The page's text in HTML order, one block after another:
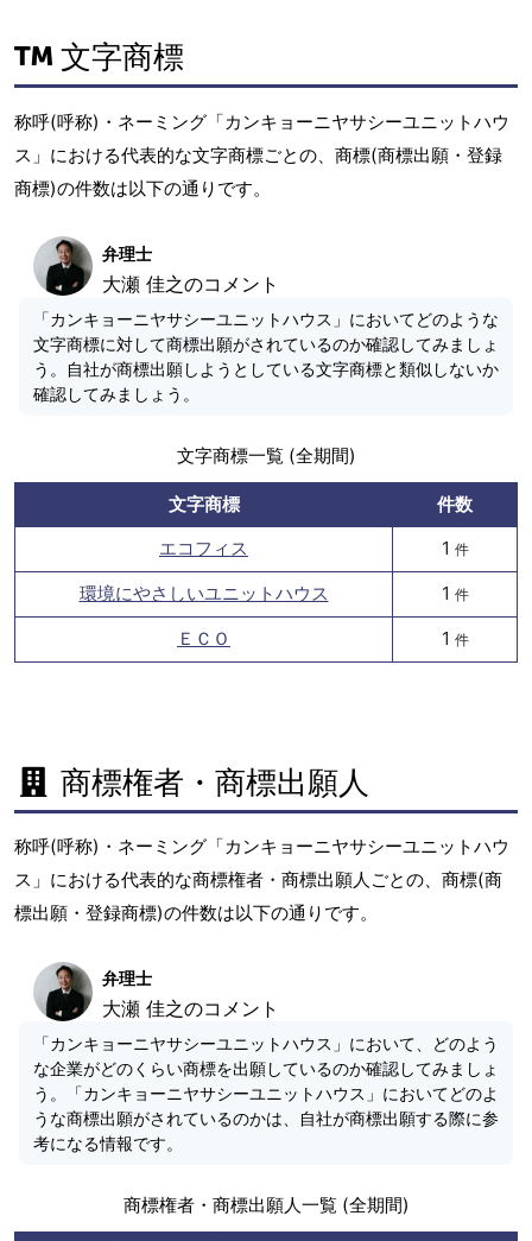
文字商標
称呼(呼称)・ネーミング「カンキョーニヤサシーユニットハウ
ス」における代表的な文字商標ごとの、商標(商標出願・登録
商標)の件数は以下の通りです。
弁理士
大瀬 佳之のコメント
「カンキョーニヤサシーユニットハウス」においてどのような
文字商標に対して商標出願がされているのか確認してみましょ
う。自社が商標出願しようとしている文字商標と類似しないか
確認してみましょう。
文字商標一覧 (全期間)
文字商標
件数
エコフィス
1 件
環境にやさしいユニットハウス 1 件
ＥＣＯ 1 件
商標権者・商標出願人
称呼(呼称)・ネーミング「カンキョーニヤサシーユニットハウ
ス」における代表的な商標権者・商標出願人ごとの、商標(商
標出願・登録商標)の件数は以下の通りです。
弁理士
大瀬 佳之のコメント
「カンキョーニヤサシーユニットハウス」において、どのよう
な企業がどのくらい商標を出願しているのか確認してみましょ
う。「カンキョーニヤサシーユニットハウス」においてどのよ
うな商標出願がされているのかは、自社が商標出願する際に参
考になる情報です。
商標権者・商標出願人一覧 (全期間)